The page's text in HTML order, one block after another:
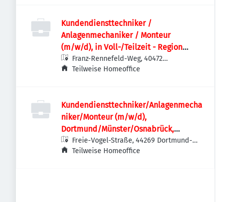
Kundendiensttechniker /
Anlagenmechaniker / Monteur
(m/w/d), in Voll-/Teilzeit - Region
Düsseldorf, Köln, Duisburg, Sauerland
Franz-Rennefeld-Weg, 40472
Düsseldorf-Stadtbezirk 6, Deutschland
Teilweise Homeoffice
Kundendiensttechniker/Anlagenmecha
niker/Monteur (m/w/d),
Dortmund/Münster/Osnabrück,
Voll-/Teilzeit
Freie-Vogel-Straße, 44269 Dortmund-
Aplerbeck, Deutschland
Teilweise Homeoffice